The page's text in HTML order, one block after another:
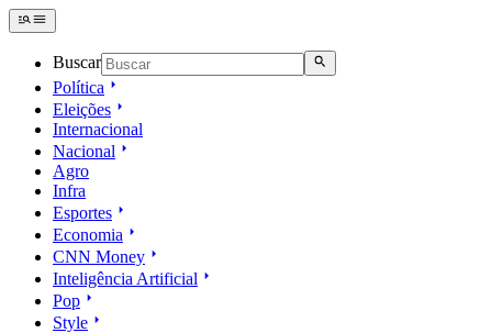
Buscar
Política
Eleições
Internacional
Nacional
Agro
Infra
Esportes
Economia
CNN Money
Inteligência Artificial
Pop
Style